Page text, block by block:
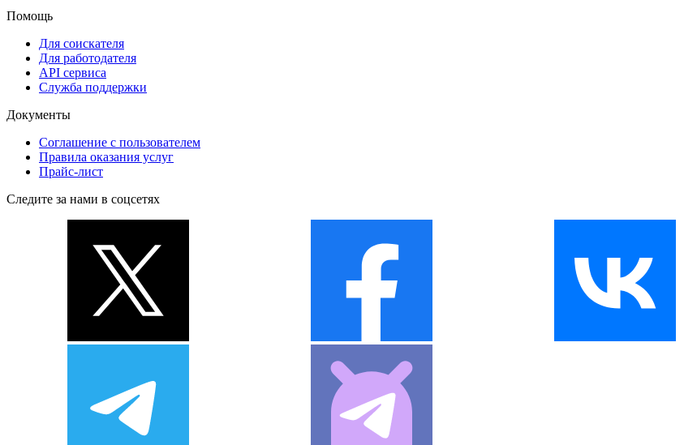
Помощь
Для соискателя
Для работодателя
API сервиса
Служба поддержки
Документы
Соглашение с пользователем
Правила оказания услуг
Прайс-лист
Следите за нами в соцсетях